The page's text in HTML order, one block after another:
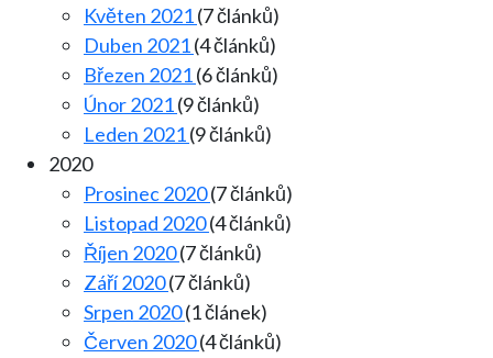
Květen 2021(7 článků)
Duben 2021(4 článků)
Březen 2021(6 článků)
Únor 2021(9 článků)
Leden 2021(9 článků)
2020
Prosinec 2020(7 článků)
Listopad 2020(4 článků)
Říjen 2020(7 článků)
Září 2020(7 článků)
Srpen 2020(1 článek)
Červen 2020(4 článků)